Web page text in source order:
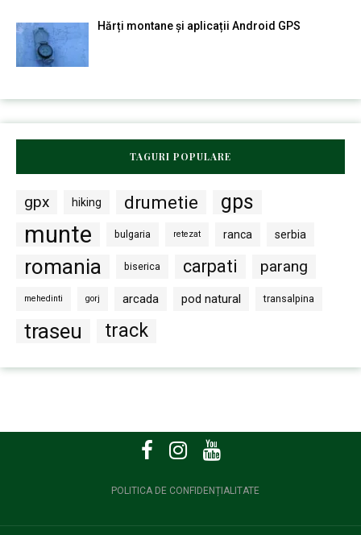
Hărți montane și aplicații Android GPS
TAGURI POPULARE
gpx hiking drumetie gps
munte bulgaria retezat ranca serbia
romania biserica carpati parang
mehedinti gorj arcada pod natural transalpina
traseu track
POLITICA DE CONFIDENȚIALITATE